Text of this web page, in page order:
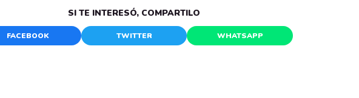
SI TE INTERESÓ, COMPARTILO
FACEBOOK TWITTER WHATSAPP